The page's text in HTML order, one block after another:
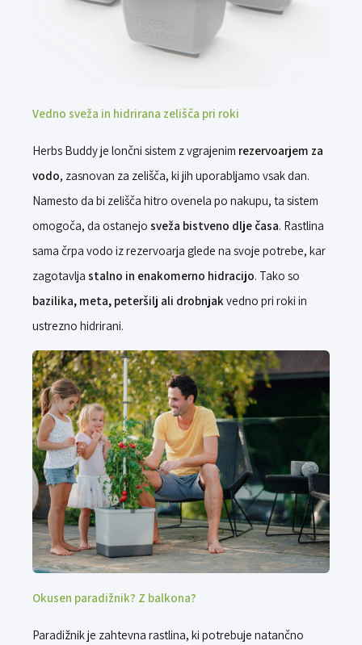
Vedno sveža in hidrirana zelišča pri roki
Herbs Buddy je lončni sistem z vgrajenim rezervoarjem za
vodo, zasnovan za zelišča, ki jih uporabljamo vsak dan.
Namesto da bi zelišča hitro ovenela po nakupu, ta sistem
omogoča, da ostanejo sveža bistveno dlje časa. Rastlina
sama črpa vodo iz rezervoarja glede na svoje potrebe, kar
zagotavlja stalno in enakomerno hidracijo. Tako so
bazilika, meta, peteršilj ali drobnjakvedno pri roki in
ustrezno hidrirani.
Okusen paradižnik? Z balkona?
Paradižnik je zahtevna rastlina, ki potrebuje natančno